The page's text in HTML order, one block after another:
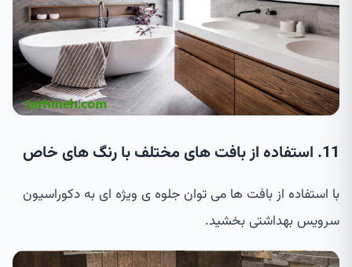
11. استفاده از بافت های مختلف با رنگ های خاص
با استفاده از بافت ها می توان جلوه ی ویژه ای به دکوراسیون
سرویس بهداشتی بخشید.